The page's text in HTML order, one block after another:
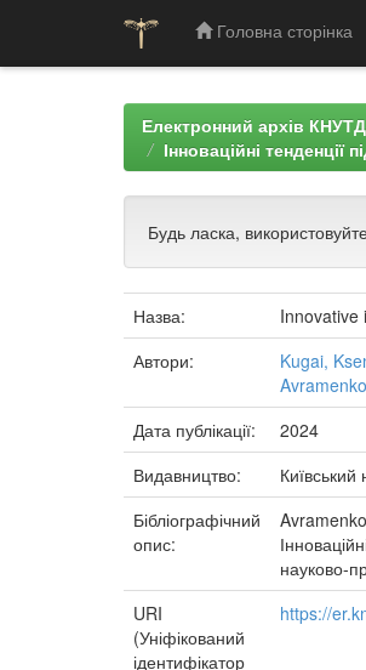
Головна сторінка
Електронний архів КНУТД
Інноваційні
Будь ласка,
Назва:
Innovative
Автори:
Kugai,
Дата публікації:
2024
Видавництво:
Київський
Бібліографічний
опис:
науково-
URI
(Уніфікований
ідентифікатор
https://